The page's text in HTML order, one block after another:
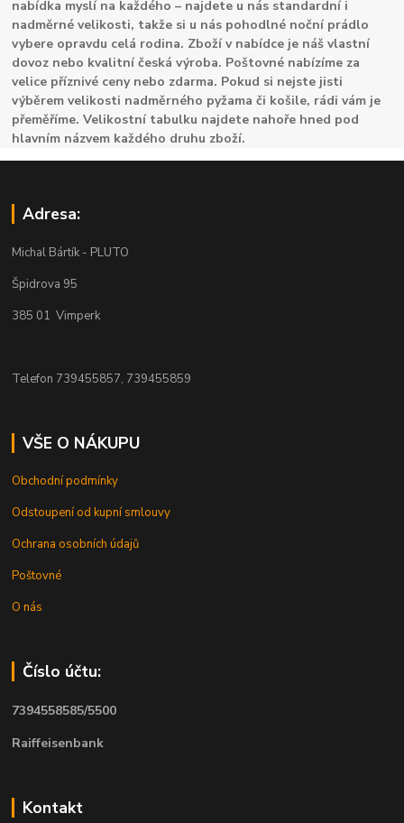
nabídka myslí na každého – najdete u nás standardní i
nadměrné velikosti, takže si u nás pohodlné noční prádlo
vybere opravdu celá rodina. Zboží v nabídce je náš vlastní
dovoz nebo kvalitní česká výroba. Poštovné nabízíme za
velice příznivé ceny nebo zdarma. Pokud si nejste jisti
výběrem velikosti nadměrného pyžama či košile, rádi vám je
přeměříme. Velikostní tabulku najdete nahoře hned pod
hlavním názvem každého druhu zboží.
Adresa:
Michal Bártík - PLUTO
Špidrova 95
385 01 Vimperk
Telefon 739455857, 739455859
VŠE O NÁKUPU
Obchodní podmínky
Odstoupení od kupní smlouvy
Ochrana osobních údajů
Poštovné
O nás
Číslo účtu:
7394558585/5500
Raiffeisenbank
Kontakt